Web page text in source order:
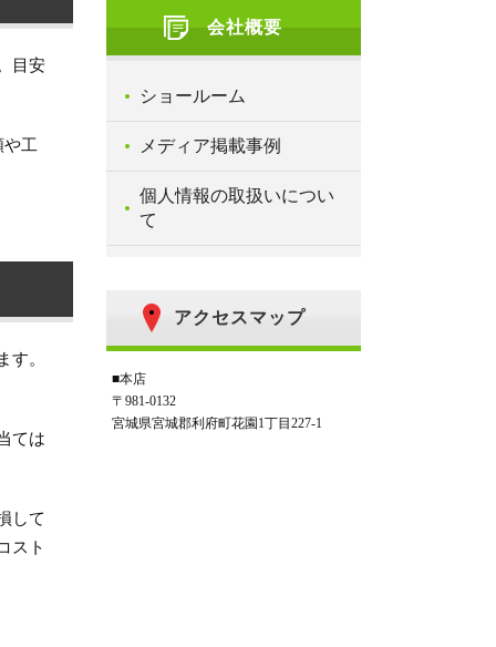
目安
や工
す。
ては
して
スト
会社概要
ショールーム
メディア掲載事例
個人情報の取扱いについ
て
アクセスマップ
■本店
〒981-0132
宮城県宮城郡利府町花園1丁目227-1